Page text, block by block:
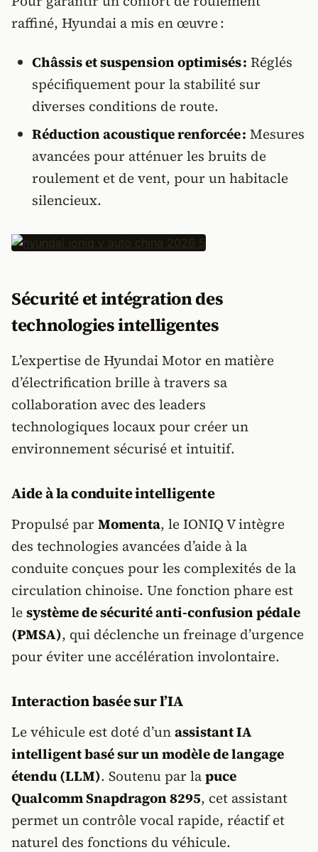
raffiné, Hyundai a mis en œuvre :
Châssis et suspension optimisés : Réglés
spécifiquement pour la stabilité sur
diverses conditions de route.
Réduction acoustique renforcée : Mesures
avancées pour atténuer les bruits de
roulement et de vent, pour un habitacle
silencieux.
Sécurité et intégration des
technologies intelligentes
L’expertise de Hyundai Motor en matière
d’électrification brille à travers sa
collaboration avec des leaders
technologiques locaux pour créer un
environnement sécurisé et intuitif.
Aide à la conduite intelligente
Propulsé parMomenta, le IONIQ V intègre
des technologies avancées d’aide à la
conduite conçues pour les complexités de la
circulation chinoise. Une fonction phare est
lesystème de sécurité anti-confusion pédale
(PMSA), qui déclenche un freinage d’urgence
pour éviter une accélération involontaire.
Interaction basée sur l’IA
Le véhicule est doté d’unassistant IA
intelligent basé sur un modèle de langage
étendu (LLM). Soutenu par lapuce
Qualcomm Snapdragon 8295, cet assistant
permet un contrôle vocal rapide, réactif et
naturel des fonctions du véhicule.